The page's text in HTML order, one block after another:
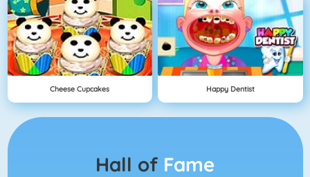
Cheese Cupcakes Happy Dentist
Hall of Fame